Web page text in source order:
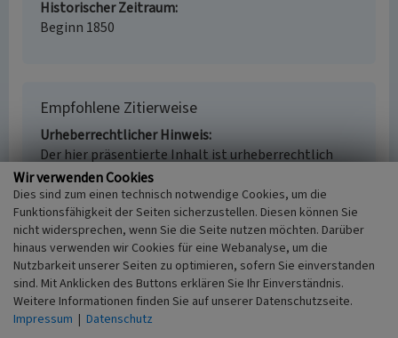
Historischer Zeitraum
Beginn 1850
Empfohlene Zitierweise
Urheberrechtlicher Hinweis
Der hier präsentierte Inhalt ist urheberrechtlich
geschützt. Die angezeigten Medien unterliegen
möglicherweise zusätzlichen urheberrechtlichen
Bedingungen, die an diesen ausgewiesen sind.
Empfohlene Zitierweise
„Wohnhaus Kirchplatz 10 in Beeck”. In: KuLaDig,
Kultur.Landschaft.Digital. URL:
https://www.kuladig.de/Objektansicht/O-3355-
20101220-6(Abgerufen: 10. August 2026)
Wir verwenden Cookies
Dies sind zum einen technisch notwendige Cookies, um die
Funktionsfähigkeit der Seiten sicherzustellen. Diesen können Sie
nicht widersprechen, wenn Sie die Seite nutzen möchten. Darüber
hinaus verwenden wir Cookies für eine Webanalyse, um die
Nutzbarkeit unserer Seiten zu optimieren, sofern Sie einverstanden
sind. Mit Anklicken des Buttons erklären Sie Ihr Einverständnis.
Weitere Informationen finden Sie auf unserer Datenschutzseite.
Impressum | Datenschutz